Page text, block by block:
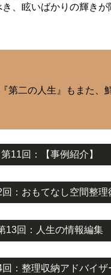
き、眩いばかりの輝きが
第二の人生』もまた、
第11回：【事例紹介】
回：おもてなし空間整理
13回：人生の情報編集
回：整理収納アドバイザ